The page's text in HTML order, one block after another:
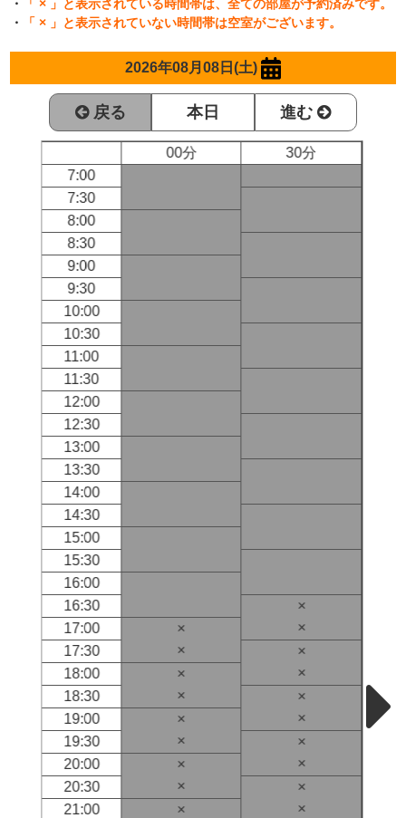
・
「 × 」と表示されている時間帯は、全ての部屋が予約済みです。
・
「 × 」と表示されていない時間帯は空室がございます。
2026年08月08日(土)
戻る 本日 進む
00分
30分
7:00
7:30
8:00
8:30
9:00
9:30
10:00
10:30
11:00
11:30
12:00
12:30
13:00
13:30
14:00
14:30
15:00
15:30
16:00
16:30
×
17:00
×
×
17:30
×
×
18:00
×
×
18:30
×
×
19:00
×
×
19:30
×
×
20:00
×
×
20:30
×
×
21:00
×
×